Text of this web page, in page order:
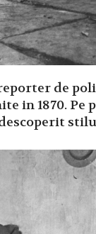
de
in 1870. Pe